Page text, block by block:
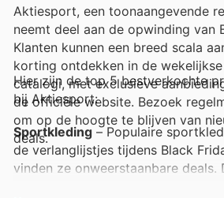
Aktiesport, een toonaangevende
neemt deel aan de opwinding van
Klanten kunnen een breed scala
korting ontdekken in de
catalogi, met exclusieve
de officiële website. Bezoek
om op de hoogte te blijven van
deals.
Hier zijn de top 5 bestverkochte
bij Aktiesport:
Sportkleding – Populaire
de verlanglijstjes tijdens Black
vinden ze onweerstaanbare deals.